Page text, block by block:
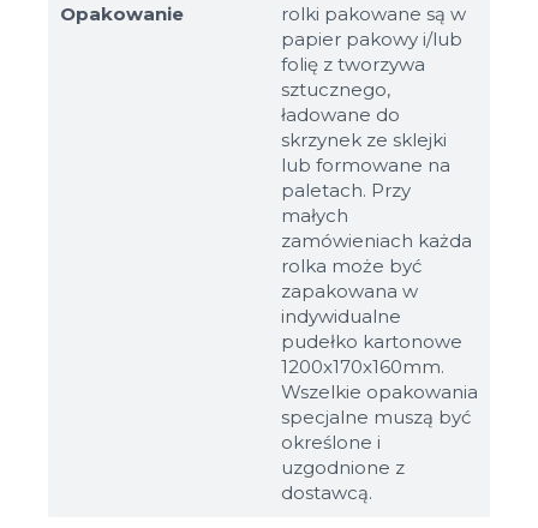
Opakowanie
rolki pakowane są w
papier pakowy i/lub
folię z tworzywa
sztucznego,
ładowane do
skrzynek ze sklejki
lub formowane na
paletach. Przy
małych
zamówieniach każda
rolka może być
zapakowana w
indywidualne
pudełko kartonowe
1200x170x160mm.
Wszelkie opakowania
specjalne muszą być
określone i
uzgodnione z
dostawcą.